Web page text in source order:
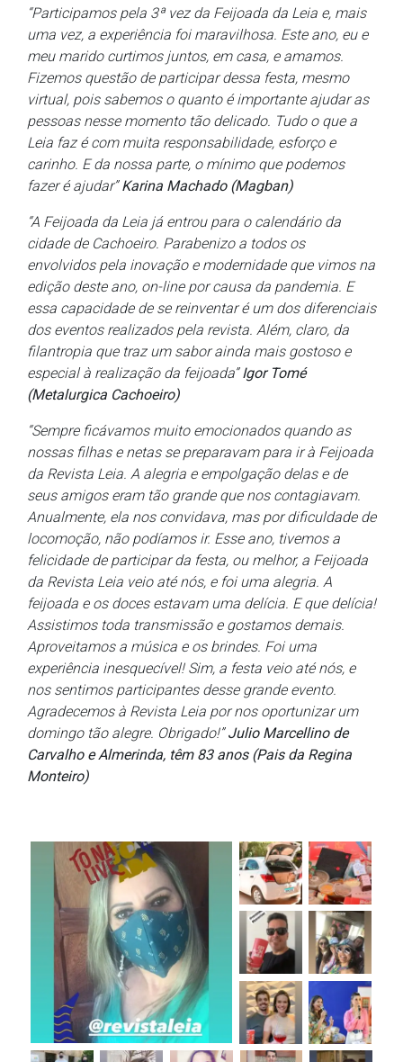
“Participamos pela 3ª vez da Feijoada da Leia e, mais
uma vez, a experiência foi maravilhosa. Este ano, eu e
meu marido curtimos juntos, em casa, e amamos.
Fizemos questão de participar dessa festa, mesmo
virtual, pois sabemos o quanto é importante ajudar as
pessoas nesse momento tão delicado. Tudo o que a
Leia faz é com muita responsabilidade, esforço e
carinho. E da nossa parte, o mínimo que podemos
fazer é ajudar”Karina Machado (Magban)
“A Feijoada da Leia já entrou para o calendário da
cidade de Cachoeiro. Parabenizo a todos os
envolvidos pela inovação e modernidade que vimos na
edição deste ano, on-line por causa da pandemia. E
essa capacidade de se reinventar é um dos diferenciais
dos eventos realizados pela revista. Além, claro, da
filantropia que traz um sabor ainda mais gostoso e
especial à realização da feijoada”Igor Tomé
(Metalurgica Cachoeiro)
“Sempre ficávamos muito emocionados quando as
nossas filhas e netas se preparavam para ir à Feijoada
da Revista Leia. A alegria e empolgação delas e de
seus amigos eram tão grande que nos contagiavam.
Anualmente, ela nos convidava, mas por dificuldade de
locomoção, não podíamos ir. Esse ano, tivemos a
felicidade de participar da festa, ou melhor, a Feijoada
da Revista Leia veio até nós, e foi uma alegria. A
feijoada e os doces estavam uma delícia. E que delícia!
Assistimos toda transmissão e gostamos demais.
Aproveitamos a música e os brindes. Foi uma
experiência inesquecível! Sim, a festa veio até nós, e
nos sentimos participantes desse grande evento.
Agradecemos à Revista Leia por nos oportunizar um
domingo tão alegre. Obrigado!”Julio Marcellino de
Carvalho e Almerinda, têm 83 anos (Pais da Regina
Monteiro)